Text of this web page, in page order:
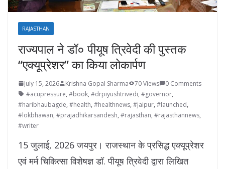
RAJASTHAN
राज्यपाल ने डॉ० पीयूष त्रिवेदी की पुस्तक
“एक्यूप्रेशर” का किया लोकार्पण
July 15, 2026 Krishna Gopal Sharma 70 Views
0 Comments
#acupressure, #book, #drpiyushtrivedi, #governor,
#haribhaubagde, #health, #healthnews, #jaipur, #launched,
#lokbhawan, #prajadhikarsandesh, #rajasthan, #rajasthannews,
#writer
15 जुलाई, 2026 जयपुर। राजस्थान के प्रसिद्ध एक्यूप्रेशर
एवं मर्म चिकित्सा विशेषज्ञ डॉ. पीयूष त्रिवेदी द्वारा लिखित